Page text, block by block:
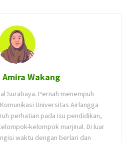
Amira Wakang
Surabaya. Pernah menempuh
Universitas Airlangga
perhatian pada isu pendidikan,
kelompok marjinal. Di luar
waktu dengan berlari dan